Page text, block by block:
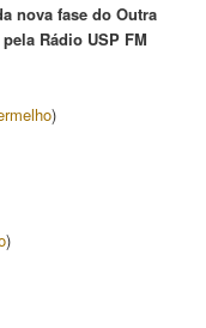
nova fase do Outra
Rádio USP FM
)
)